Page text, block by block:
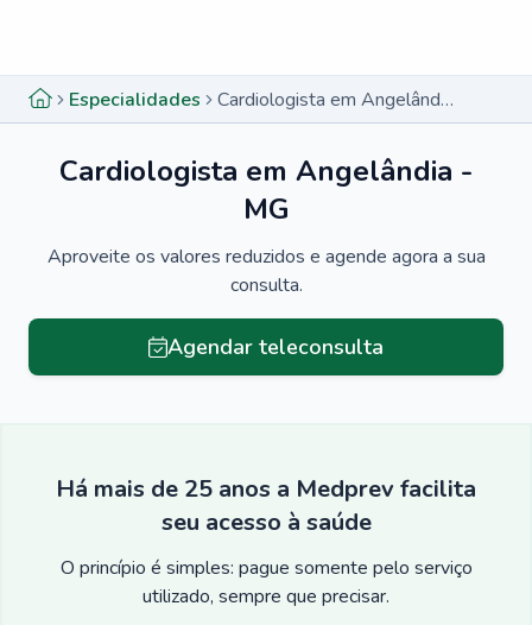
Especialidades Cardiologista em Angelândia - MG
Cardiologista em Angelândia -
MG
Aproveite os valores reduzidos e agende agora a sua
consulta.
Agendar teleconsulta
Há mais de 25 anos a Medprev facilita
seu acesso à saúde
O princípio é simples: pague somente pelo serviço
utilizado, sempre que precisar.